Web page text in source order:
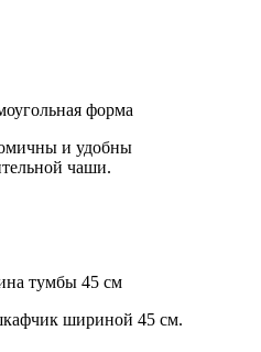
форма
и удобны
чаши.
тумбы 45 см
шириной 45 см.